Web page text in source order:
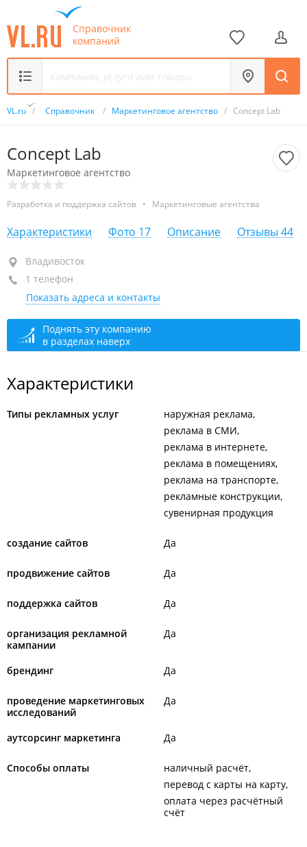
Справочник
компаний
VL.ru / Справочник / Маркетинговое агентство / Concept Lab
Concept Lab
Маркетинговое агентство
Разработка и поддержка сайтов • Маркетинговые агентства
Характеристики Фото 17 Описание Отзывы 44
Владивосток
+7 914 962-75-33
сегодня закрыто
Владивосток
1 телефон
Показать адреса и контакты
Поднять эту компанию
в разделах наверх
Характеристики
Типы рекламных услуг
наружная реклама
реклама в СМИ
реклама в интернете
реклама в помещениях
реклама на транспорте
рекламные конструкции
сувенирная продукция
создание сайтов Да
продвижение сайтов Да
поддержка сайтов Да
организация рекламной
кампании
Да
брендинг Да
проведение маркетинговых
исследований
Да
аутсорсинг маркетинга Да
Способы оплаты
наличный расчёт
перевод с карты на карту
оплата через расчётный
счёт